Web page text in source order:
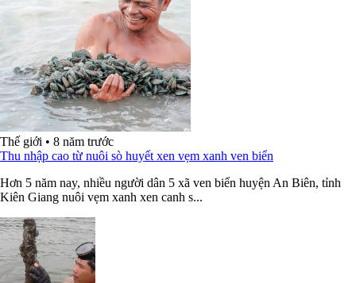
Thế giới • 8 năm trước
Thu nhập cao từ nuôi sò huyết xen vẹm xanh ven biển
Hơn 5 năm nay, nhiều người dân 5 xã ven biển huyện An Biên, tỉnh
Kiên Giang nuôi vẹm xanh xen canh s...